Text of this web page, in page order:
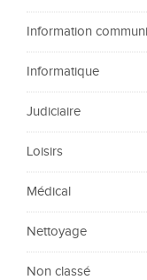
Information
Informatique
Judiciaire
Loisirs
Médical
Nettoyage
Non classé